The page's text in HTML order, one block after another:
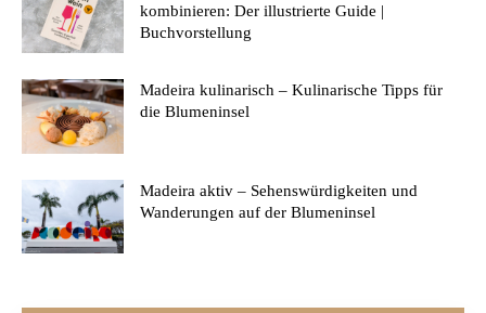
kombinieren: Der illustrierte Guide |
Buchvorstellung
Madeira kulinarisch – Kulinarische Tipps für
die Blumeninsel
Madeira aktiv – Sehenswürdigkeiten und
Wanderungen auf der Blumeninsel